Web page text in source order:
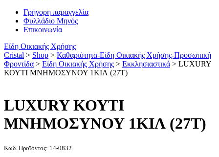
Γρήγορη παραγγελία
Φυλλάδιο Μηνός
Επικοινωνία
Είδη Οικιακής Χρήσης
Cristal > Shop > Καθαριότητα-Είδη Οικιακής Χρήσης-Προσωπική
Φροντίδα > Είδη Οικιακής Χρήσης > Εκκλησιαστικά > LUXURY
ΚΟΥΤΙ ΜΝΗΜΟΣΥΝΟΥ 1ΚΙΛ (27Τ)
LUXURY ΚΟΥΤΙ
ΜΝΗΜΟΣΥΝΟΥ 1ΚΙΛ (27Τ)
Κωδ. Προϊόντος: 14-0832